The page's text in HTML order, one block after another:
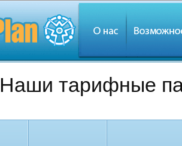
Наши тарифные